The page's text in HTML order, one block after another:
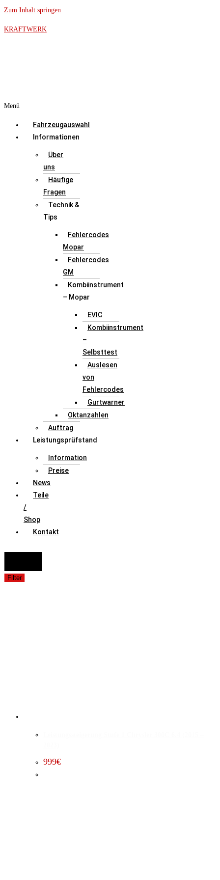
Zum Inhalt springen
KRAFTWERK
Menü
Fahrzeugauswahl
Informationen
Über
uns
Häufige
Fragen
Technik &
Tips
Fehlercodes
Mopar
Fehlercodes
GM
Kombiinstrument
– Mopar
EVIC
Kombiinstrument
–
Selbsttest
Auslesen
von
Fehlercodes
Gurtwarner
Oktanzahlen
Auftrag
Leistungsprüfstand
Information
Preise
News
Teile
/
Shop
Kontakt
Filter
999€